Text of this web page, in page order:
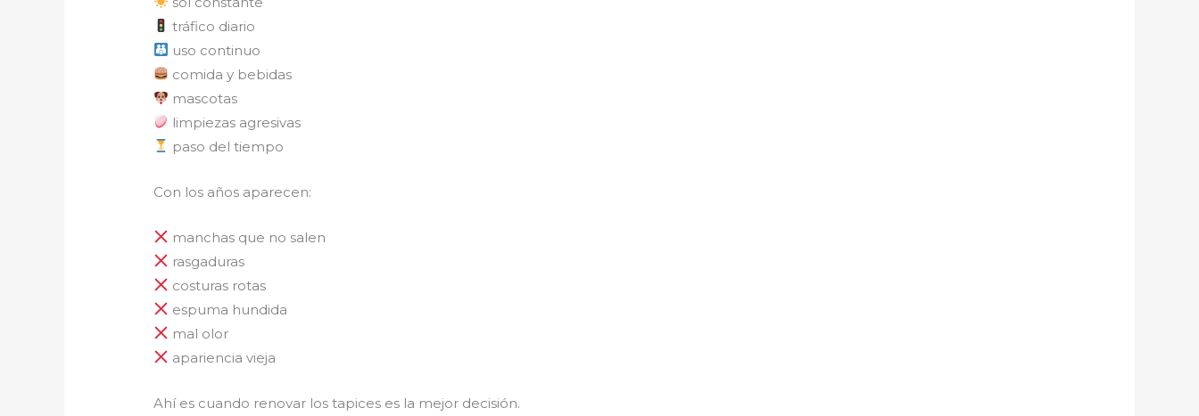
tráfico diario
uso continuo
comida y bebidas
mascotas
limpiezas agresivas
paso del tiempo
Con los años aparecen:
manchas que no salen
rasgaduras
costuras rotas
espuma hundida
mal olor
apariencia vieja
Ahí es cuando renovar los tapices es la mejor decisión.